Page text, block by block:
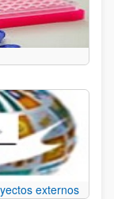
externos